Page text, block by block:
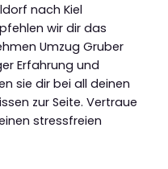
nach Kiel
wir dir das
Umzug Gruber
Erfahrung und
sie dir bei all deinen
zur Seite. Vertraue
stressfreien